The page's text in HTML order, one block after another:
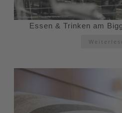
Essen & Trinken am